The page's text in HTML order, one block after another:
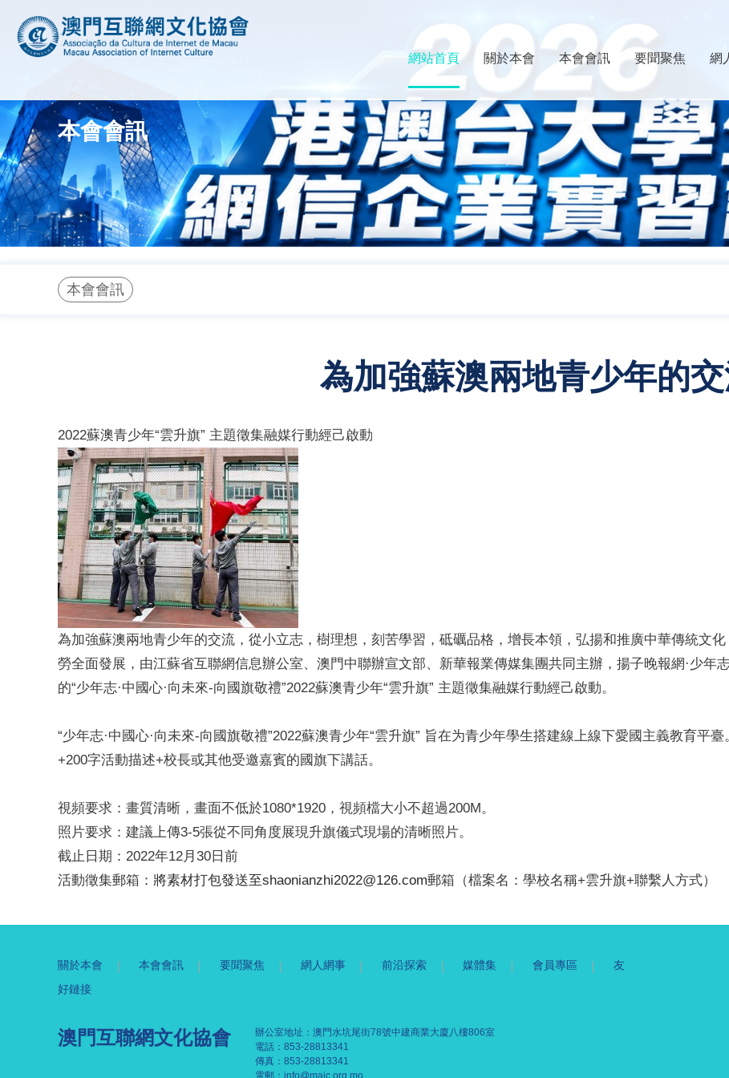
網站首頁 關於本會 本會會訊 要聞聚焦 網
本會會訊
本會會訊
為加強蘇澳兩地青少年的
2022蘇澳青少年“雲升旗” 主題徵集融媒行動經己啟動
為加強蘇澳兩地青少年的交流，從小立志，樹理想，刻苦學習，砥礪品格，增長本領，弘揚和推廣中華傳統文
勞全面發展，由江蘇省互聯網信息辦公室、澳門中聯辦宣文部、新華報業傳媒集團共同主辦，揚子晚報網·少年
的“少年志·中國心·向未來-向國旗敬禮”2022蘇澳青少年“雲升旗” 主題徵集融媒行動經己啟動。
“少年志·中國心·向未來-向國旗敬禮”2022蘇澳青少年“雲升旗” 旨在为青少年學生搭建線上線下愛國主義教育平
+200字活動描述+校長或其他受邀嘉賓的國旗下講話。
視頻要求：畫質清晰，畫面不低於1080*1920，視頻檔大小不超過200M。
照片要求：建議上傳3-5張從不同角度展現升旗儀式現場的清晰照片。
截止日期：2022年12月30日前
活動徵集郵箱： 將素材打包發送至shaonianzhi2022@126.com郵箱（檔案名：學校名稱+雲升旗+聯繫人方式）
關於本會 本會會訊 要聞聚焦 網人網事 前沿探索 媒體集 會員專區
友
好鏈接
澳門互聯網文化協會
辦公室地址：澳門水坑尾街78號中建商業大廈八樓806室
電話：853-28813341
傳真：853-28813341
電郵： info@maic.org.mo